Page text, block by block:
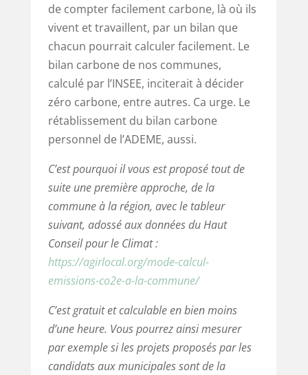
de compter facilement carbone, là où ils
vivent et travaillent, par un bilan que
chacun pourrait calculer facilement. Le
bilan carbone de nos communes,
calculé par l’INSEE, inciterait à décider
zéro carbone, entre autres. Ca urge. Le
rétablissement du bilan carbone
personnel de l’ADEME, aussi.
C’est pourquoi il vous est proposé tout de
suite une première approche, de la
commune à la région, avec le tableur
suivant, adossé aux données du Haut
Conseil pour le Climat :
https://agirlocal.org/mode-calcul-
emissions-co2e-a-la-commune/
C’est gratuit et calculable en bien moins
d’une heure. Vous pourrez ainsi mesurer
par exemple si les projets proposés par les
candidats aux municipales sont de la